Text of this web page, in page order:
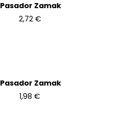
Pasador Zamak
2,72 €
Pasador Zamak
1,98 €